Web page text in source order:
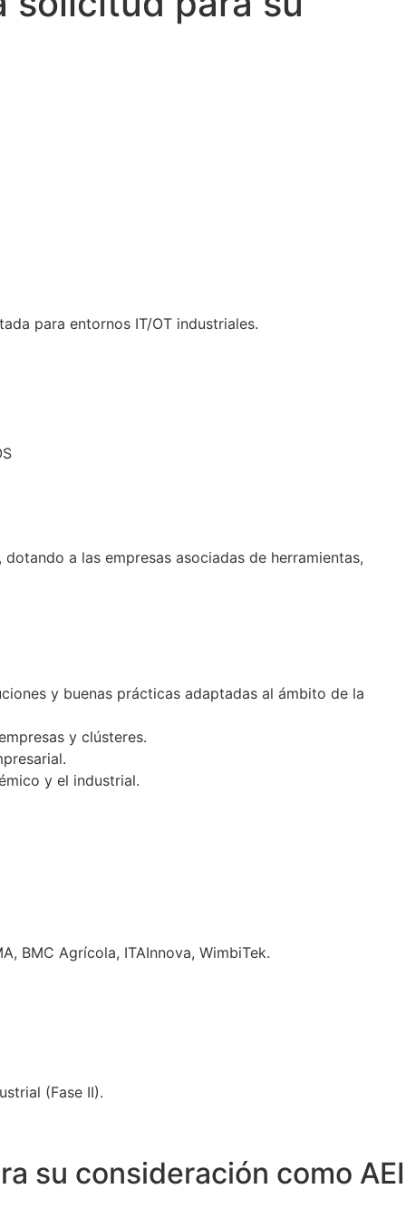
para entornos IT/OT industriales.
, dotando a las empresas asociadas de herramientas,
y buenas prácticas adaptadas al ámbito de la
y clústeres.
y el industrial.
BMC Agrícola, ITAInnova, WimbiTek.
(Fase II).
su consideración como AEI